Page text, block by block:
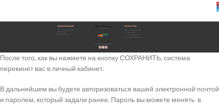
После того, как вы нажмете на кнопку СОХРАНИТЬ, система
перекинет вас в личный кабинет.
В дальнейшем вы будете авторизоваться вашей электронной почтой
и паролем, который задали ранее. Пароль вы можете менять в